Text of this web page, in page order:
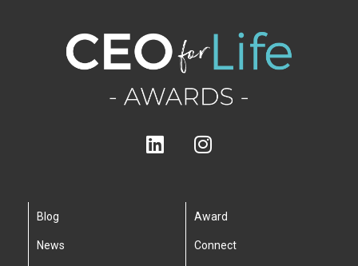
Blog
News
Award
Connect